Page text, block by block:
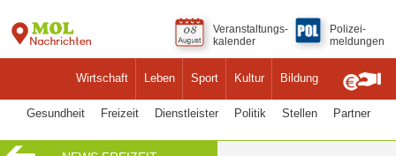
Wirtschaft Leben Sport Kultur Bildung
Veranstaltungs-
kalender
Polizei-
meldungen
Gesundheit Freizeit Dienstleister Politik Stellen Partner